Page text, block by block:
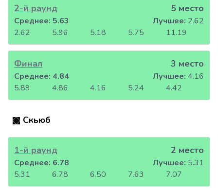
2-й раунд 5 место
2.62 5.96 5.18 5.75 11.19
Среднее: 5.63 Лучшее: 2.62
Финал 3 место
5.89 4.86 4.16 5.24 4.42
Среднее: 4.84 Лучшее: 4.16
Скьюб
1-й раунд 2 место
5.31 6.78 6.50 7.63 7.07
Среднее: 6.78 Лучшее: 5.31